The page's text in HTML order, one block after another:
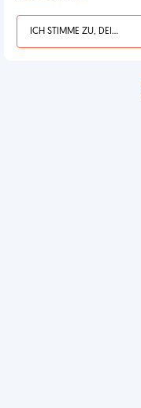
ICH STIMME ZU, DEIN LEBEN IST SCHEISSE